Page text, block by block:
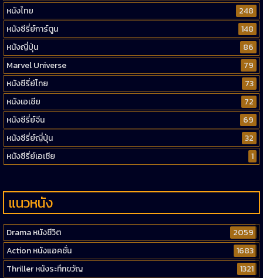
หนังไทย
248
หนังซีรี่ย์การ์ตูน
148
หนังญี่ปุ่น
86
Marvel Universe
79
หนังซีรี่ย์ไทย
73
หนังเอเชีย
72
หนังซีรี่ย์จีน
69
หนังซีรี่ย์ญี่ปุ่น
32
หนังซีรี่ย์เอเชีย
1
แนวหนัง
Drama หนังชีวิต
2059
Action หนังแอคชั่น
1683
Thriller หนังระทึกขวัญ
1321